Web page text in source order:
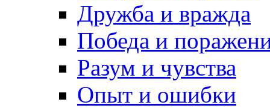
Дружба и вражда
Победа и
Разум и чувства
Опыт и ошибки